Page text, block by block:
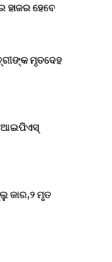
ହେବେ
ମୃତଦେହ
ଆଇପିଏସ୍
କାର,୨ ମୃତ